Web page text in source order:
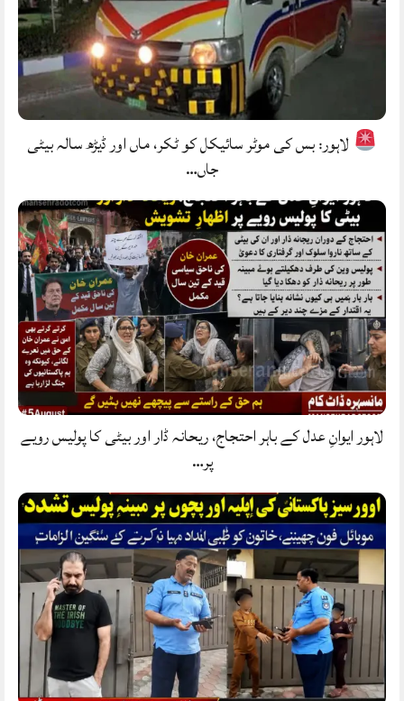
لاہور: بس کی موٹر سائیکل کو ٹکر، ماں اور ڈیڑھ سالہ بیٹی
جاں…
لاہور ایوانِ عدل کے باہر احتجاج، ریحانہ ڈار اور بیٹی کا پولیس رویے
پر…